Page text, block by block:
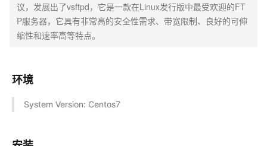
议，发展出了vsftpd，它是一款在Linux发行版中最受欢迎的FT
P服务器，它具有非常高的安全性需求、带宽限制、良好的可伸
缩性和速率高等特点。
环境
System Version: Centos7